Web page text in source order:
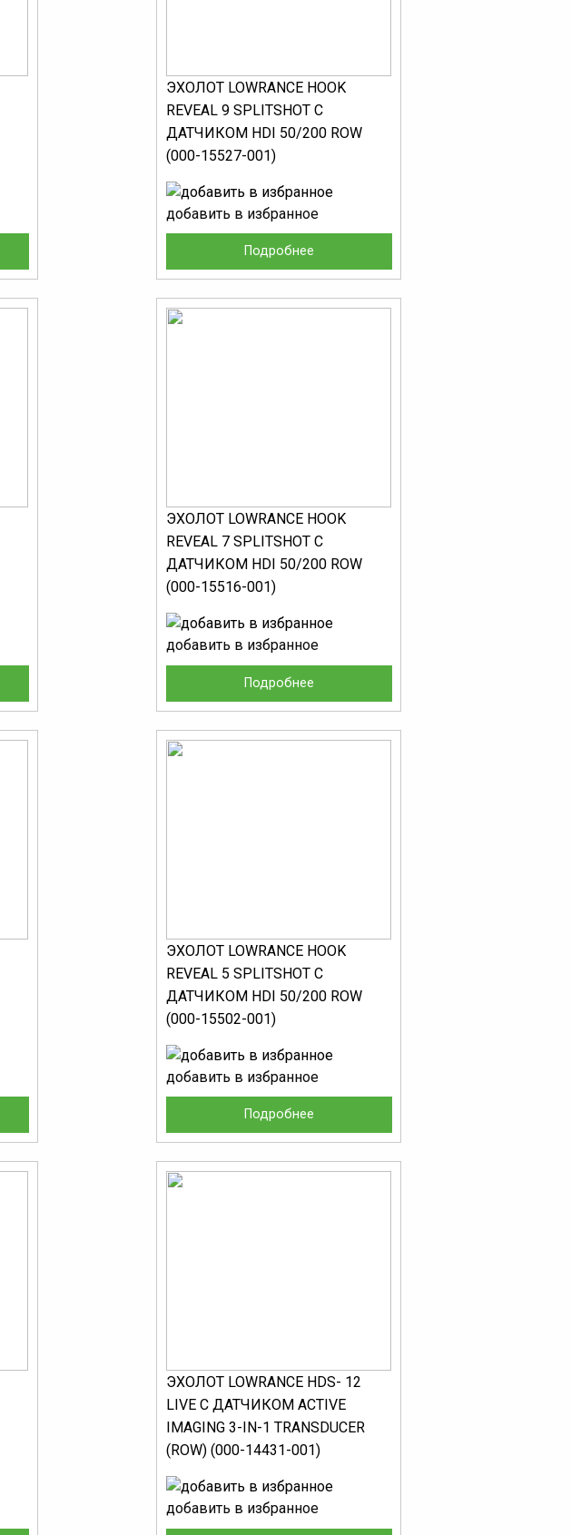
ЭХОЛОТ LOWRANCE HOOK
REVEAL 9 SPLITSHOT С
ДАТЧИКОМ HDI 50/200 ROW
(000-15527-001)
Подробнее
добавить в избранное
ЭХОЛОТ LOWRANCE HOOK
REVEAL 7 SPLITSHOT С
ДАТЧИКОМ HDI 50/200 ROW
(000-15516-001)
Подробнее
добавить в избранное
ЭХОЛОТ LOWRANCE HOOK
REVEAL 5 SPLITSHOT С
ДАТЧИКОМ HDI 50/200 ROW
(000-15502-001)
Подробнее
добавить в избранное
ЭХОЛОТ LOWRANCE HDS- 12
LIVE С ДАТЧИКОМ ACTIVE
IMAGING 3-IN-1 TRANSDUCER
(ROW) (000-14431-001)
добавить в избранное